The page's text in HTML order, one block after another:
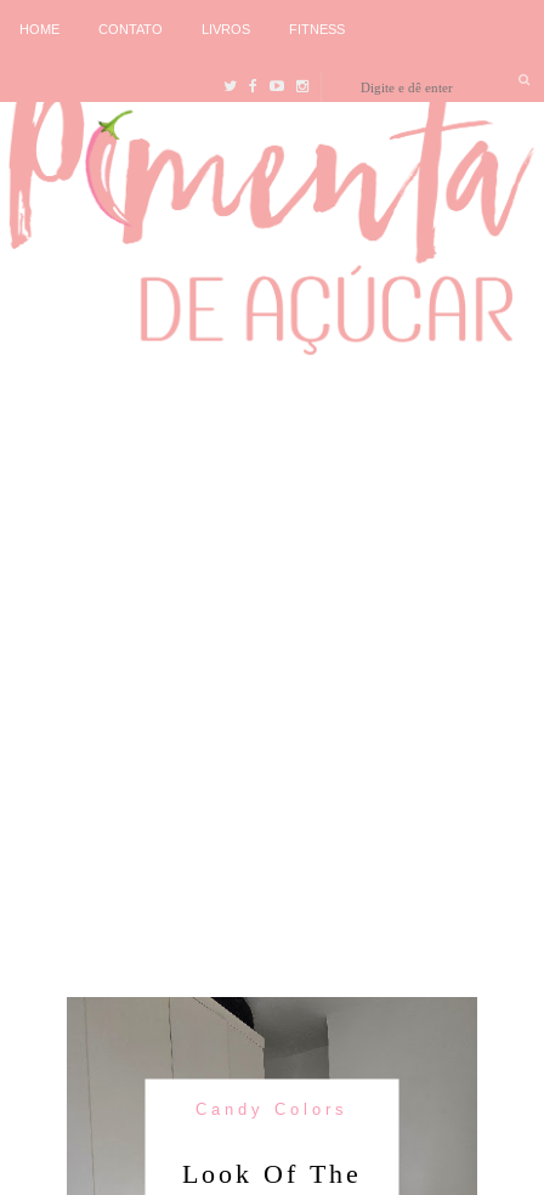
HOME CONTATO LIVROS FITNESS
Candy Colors
Look Of The